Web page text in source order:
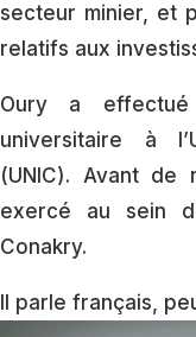
secteur minier, et
relatifs aux
Oury a effectué
universitaire à
(UNIC). Avant de
exercé au sein
Conakry.
Il parle français,